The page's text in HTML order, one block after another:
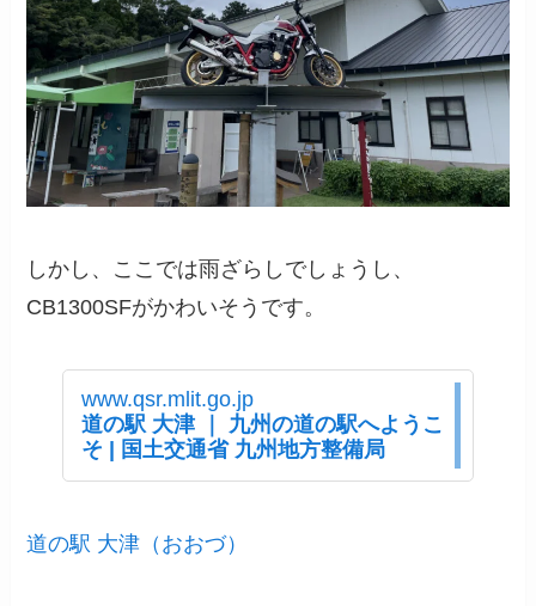
しかし、ここでは雨ざらしでしょうし、
CB1300SFがかわいそうです。
www.qsr.mlit.go.jp
道の駅 大津 ｜ 九州の道の駅へようこ
そ | 国土交通省 九州地方整備局
道の駅 大津（おおづ）